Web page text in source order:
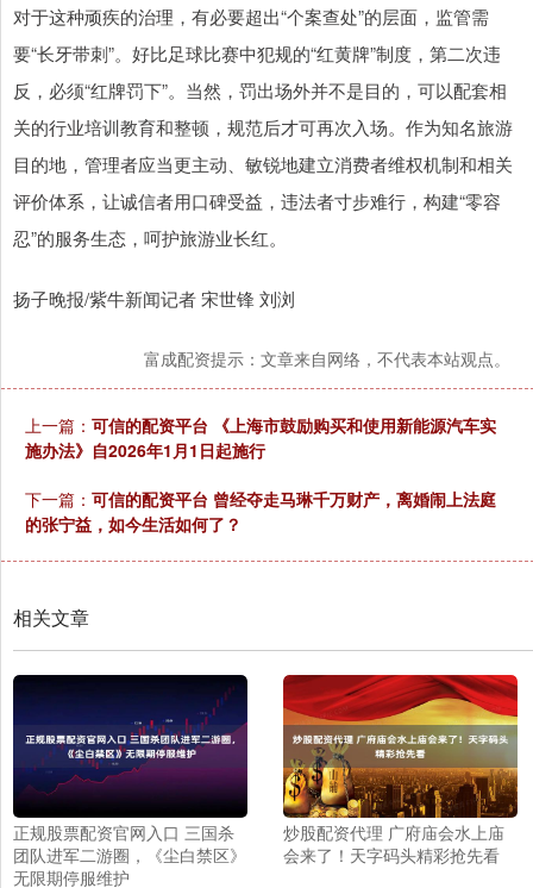
对于这种顽疾的治理，有必要超出“个案查处”的层面，监管需
要“长牙带刺”。好比足球比赛中犯规的“红黄牌”制度，第二次违
反，必须“红牌罚下”。当然，罚出场外并不是目的，可以配套相
关的行业培训教育和整顿，规范后才可再次入场。作为知名旅游
目的地，管理者应当更主动、敏锐地建立消费者维权机制和相关
评价体系，让诚信者用口碑受益，违法者寸步难行，构建“零容
忍”的服务生态，呵护旅游业长红。
扬子晚报/紫牛新闻记者 宋世锋 刘浏
富成配资提示：文章来自网络，不代表本站观点。
上一篇： 可信的配资平台 《上海市鼓励购买和使用新能源汽车实
施办法》自2026年1月1日起施行
下一篇： 可信的配资平台 曾经夺走马琳千万财产，离婚闹上法庭
的张宁益，如今生活如何了？
相关文章
正规股票配资官网入口 三国杀
团队进军二游圈，《尘白禁区》
无限期停服维护
炒股配资代理 广府庙会水上庙
会来了！天字码头精彩抢先看